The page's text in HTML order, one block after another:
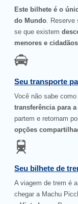
Este bilhete é o
do Mundo .
se que existem
menores e
Seu transporte
Você não sabe
transferência para
partem e retornam
opções
Seu bilhete de
A viagem de trem é
chegar a Machu